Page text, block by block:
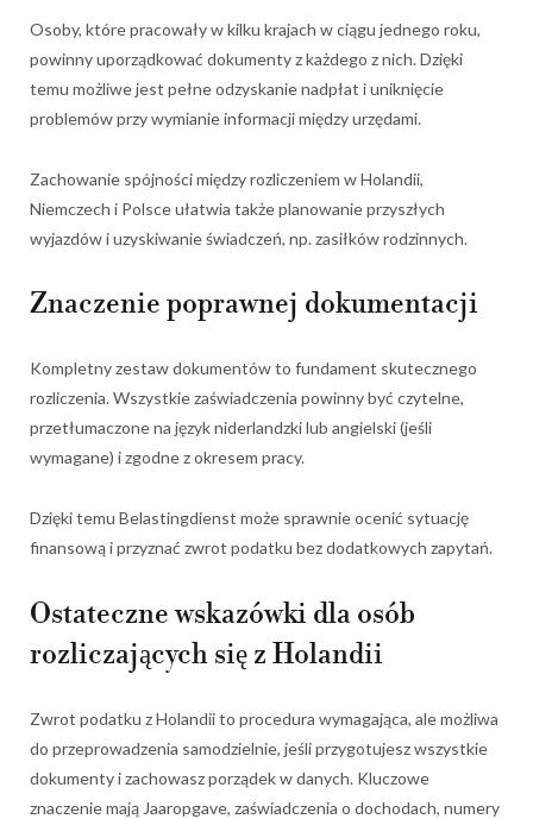
Osoby, które pracowały w kilku krajach w ciągu jednego roku,
powinny uporządkować dokumenty z każdego z nich. Dzięki
temu możliwe jest pełne odzyskanie nadpłat i uniknięcie
problemów przy wymianie informacji między urzędami.
Zachowanie spójności między rozliczeniem w Holandii,
Niemczech i Polsce ułatwia także planowanie przyszłych
wyjazdów i uzyskiwanie świadczeń, np. zasiłków rodzinnych.
Znaczenie poprawnej dokumentacji
Kompletny zestaw dokumentów to fundament skutecznego
rozliczenia. Wszystkie zaświadczenia powinny być czytelne,
przetłumaczone na język niderlandzki lub angielski (jeśli
wymagane) i zgodne z okresem pracy.
Dzięki temu Belastingdienst może sprawnie ocenić sytuację
finansową i przyznać zwrot podatku bez dodatkowych zapytań.
Ostateczne wskazówki dla osób
rozliczających się z Holandii
Zwrot podatku z Holandii to procedura wymagająca, ale możliwa
do przeprowadzenia samodzielnie, jeśli przygotujesz wszystkie
dokumenty i zachowasz porządek w danych. Kluczowe
znaczenie mają Jaaropgave, zaświadczenia o dochodach, numery